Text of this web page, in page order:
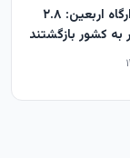
فرمانده قرارگاه اربعین: ۲.۸
به کشور بازگشتند